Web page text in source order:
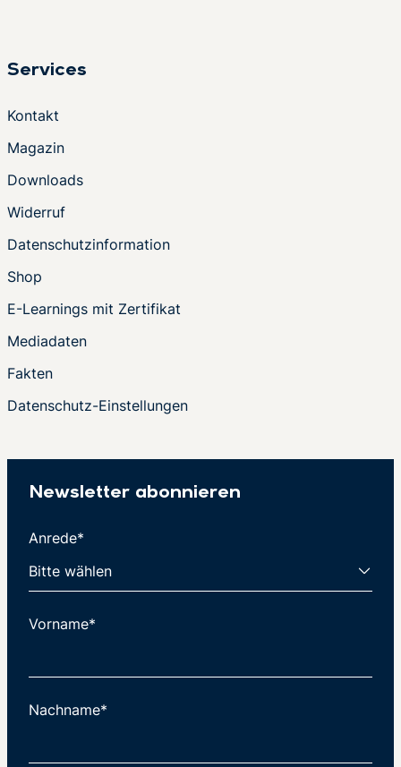
Services
Kontakt
Magazin
Downloads
Widerruf
Datenschutzinformation
Shop
E-Learnings mit Zertifikat
Mediadaten
Fakten
Datenschutz-Einstellungen
Newsletter abonnieren
Anrede*
Vorname*
Nachname*